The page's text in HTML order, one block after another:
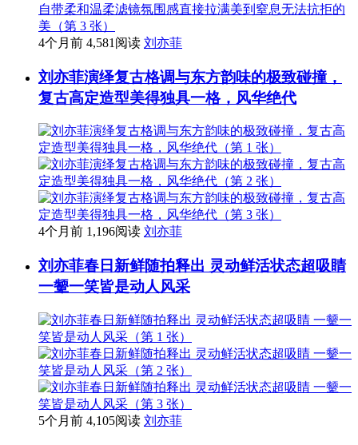
4个月前 4,581阅读 刘亦菲
刘亦菲演绎复古格调与东方韵味的极致碰撞，
复古高定造型美得独具一格，风华绝代
4个月前 1,196阅读 刘亦菲
刘亦菲春日新鲜随拍释出 灵动鲜活状态超吸睛
一颦一笑皆是动人风采
5个月前 4,105阅读 刘亦菲